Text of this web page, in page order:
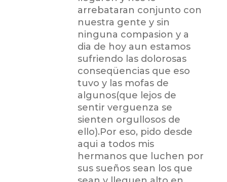
arrebataran conjunto con
nuestra gente y sin
ninguna compasion y a
dia de hoy aun estamos
sufriendo las dolorosas
conseqüencias que eso
tuvo y las mofas de
algunos(que lejos de
sentir verguenza se
sienten orgullosos de
ello).Por eso, pido desde
aqui a todos mis
hermanos que luchen por
sus sueños sean los que